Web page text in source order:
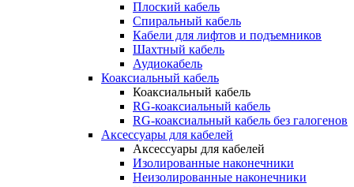
Плоский кабель
Спиральный кабель
Кабели для лифтов и подъемников
Шахтный кабель
Аудиокабель
Коаксиальный кабель
Коаксиальный кабель
RG-коаксиальный кабель
RG-коаксиальный кабель без галогенов
Аксессуары для кабелей
Аксессуары для кабелей
Изолированные наконечники
Неизолированные наконечники